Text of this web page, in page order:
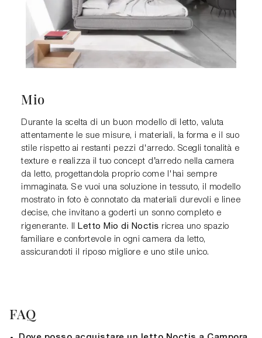
Mio
Durante la scelta di un buon modello di letto, valuta
attentamente le sue misure, i materiali, la forma e il suo
stile rispetto ai restanti pezzi d'arredo. Scegli tonalità e
texture e realizza il tuo concept d’arredo nella camera
da letto, progettandola proprio come l'hai sempre
immaginata. Se vuoi una soluzione in tessuto, il modello
mostrato in foto è connotato da materiali durevoli e linee
decise, che invitano a goderti un sonno completo e
rigenerante. Il Letto Mio di Noctis ricrea uno spazio
familiare e confortevole in ogni camera da letto,
assicurandoti il riposo migliore e uno stile unico.
FAQ